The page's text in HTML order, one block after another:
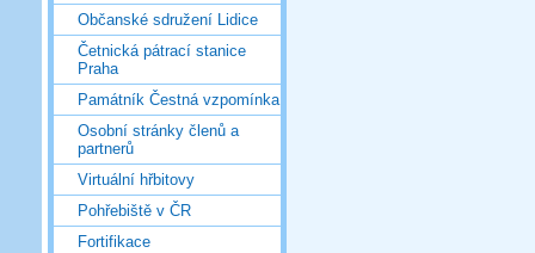
Občanské sdružení Lidice
Četnická pátrací stanice
Praha
Památník Čestná vzpomínka
Osobní stránky členů a
partnerů
Virtuální hřbitovy
Pohřebiště v ČR
Fortifikace